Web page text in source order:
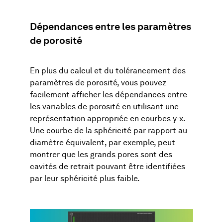
Dépendances entre les paramètres
de porosité
En plus du calcul et du tolérancement des
paramètres de porosité, vous pouvez
facilement afficher les dépendances entre
les variables de porosité en utilisant une
représentation appropriée en courbes y-x.
Une courbe de la sphéricité par rapport au
diamètre équivalent, par exemple, peut
montrer que les grands pores sont des
cavités de retrait pouvant être identifiées
par leur sphéricité plus faible.